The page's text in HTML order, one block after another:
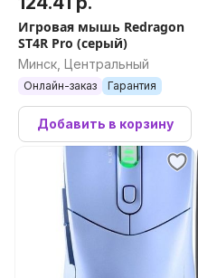
Игровая мышь Redragon
ST4R Pro (серый)
Минск, Центральный
Онлайн-заказ Гарантия
Добавить в корзину